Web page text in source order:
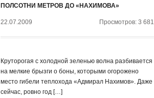
ПОЛСОТНИ МЕТРОВ ДО «НАХИМОВА»
22.07.2009 Просмотров: 3 681
Круторогая с холодной зеленью волна разбивается
на мелкие брызги о боны, которыми огорожено
место гибели теплохода «Адмирал Нахимов». Даже
сейчас, ровно год […]